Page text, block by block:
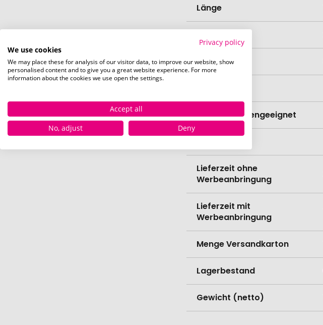
Länge
Höhe
Spülmaschinengeeignet
Lieferzeit ohne
Werbeanbringung
Lieferzeit mit
Werbeanbringung
Menge Versandkarton
Lagerbestand
Gewicht (netto)
Privacy policy
We use cookies
We may place these for analysis of our visitor data, to improve our website, show
personalised content and to give you a great website experience. For more
information about the cookies we use open the settings.
Accept all
No, adjust
Deny